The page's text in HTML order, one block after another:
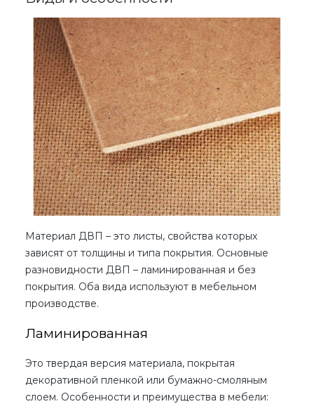
Материал ДВП – это листы, свойства которых
зависят от толщины и типа покрытия. Основные
разновидности ДВП – ламинированная и без
покрытия. Оба вида используют в мебельном
производстве.
Ламинированная
Это твердая версия материала, покрытая
декоративной пленкой или бумажно-смоляным
слоем. Особенности и преимущества в мебели: